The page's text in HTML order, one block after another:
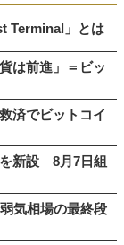
Terminal」とは
は前進」＝ビッ
済でビットコイ
新設 8月7日組
気相場の最終段